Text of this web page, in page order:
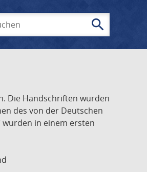
search
Die Handschriften wurden
des von der Deutschen
in einem ersten